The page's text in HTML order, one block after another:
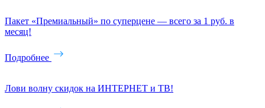
Пакет «Премиальный» по суперцене — всего за 1 руб. в
месяц!
Подробнее
Лови волну скидок на ИНТЕРНЕТ и ТВ!